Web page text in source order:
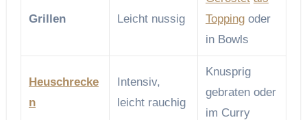
Grillen Leicht nussig
Toppingoder
in Bowls
Heuschrecke
n
Intensiv,
leicht rauchig
Knusprig
gebraten oder
im Curry